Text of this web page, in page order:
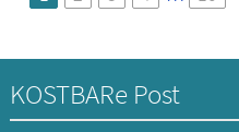
KOSTBARe Post